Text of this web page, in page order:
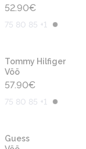
52.90€
75 80 85 +1
Tommy Hilfiger
Vöö
57.90€
75 80 85 +1
Guess